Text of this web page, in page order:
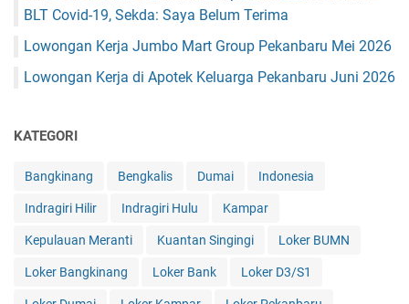
BLT Covid-19, Sekda: Saya Belum Terima
Lowongan Kerja Jumbo Mart Group Pekanbaru Mei 2026
Lowongan Kerja di Apotek Keluarga Pekanbaru Juni 2026
KATEGORI
Bangkinang Bengkalis Dumai Indonesia
Indragiri Hilir Indragiri Hulu Kampar
Kepulauan Meranti Kuantan Singingi Loker BUMN
Loker Bangkinang Loker Bank Loker D3/S1